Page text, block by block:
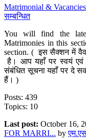
Matrimonial &
सम्बन्धित
You will find the
Matrimonies in this
section. ( इस सैक्शन में
है। आप यहाँ पर स्वयं एवं
संबंधित सूचना यहाँ पर दे
हैं। )
Posts: 439
Topics: 10
Last post: October 16,
FOR MARRI... by